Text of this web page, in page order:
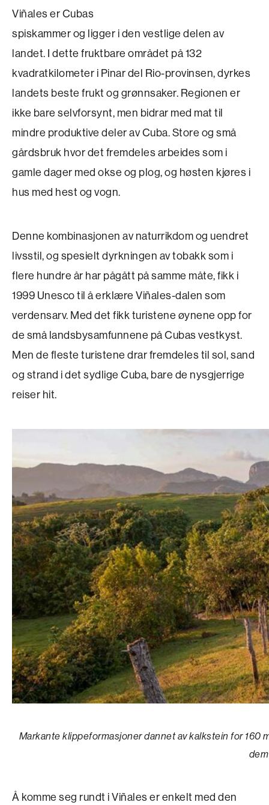
Viñales er Cubas
spiskammer og ligger i den vestlige delen av
landet. I dette fruktbare området på 132
kvadratkilometer i Pinar del Rio-provinsen, dyrkes
landets beste frukt og grønnsaker. Regionen er
ikke bare selvforsynt, men bidrar med mat til
mindre produktive deler av Cuba. Store og små
gårdsbruk hvor det fremdeles arbeides som i
gamle dager med okse og plog, og høsten kjøres i
hus med hest og vogn.
Denne kombinasjonen av naturrikdom og ­uendret
livsstil, og spesielt dyrkningen av tobakk som i
flere hundre år har pågått på samme måte, fikk i
1999 Unesco til å erklære Viñales-dalen som
verdensarv. Med det fikk turistene øynene opp for
de små landsbysamfunnene på Cubas vestkyst.
Men de fleste turistene drar fremdeles til sol, sand
og strand i det sydlige Cuba, bare de nysgjerrige
reiser hit.
Markante klippeformasjoner dannet av kalkstein for
Å komme seg rundt i Viñales er enkelt med den